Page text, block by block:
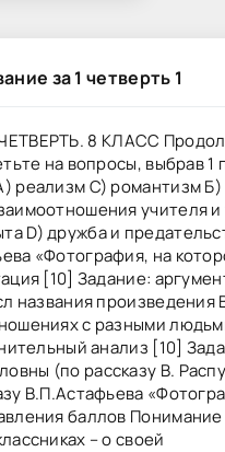
за 1 четверть 1
8 КЛАСС
на вопросы, выбрав
реализм С) романтизм
учителя
D) дружба и
«Фотография, на
[10] Задание:
названия произведения
с разными
анализ [10]
(по рассказу В.
В.П.Астафьева
баллов
– о своей